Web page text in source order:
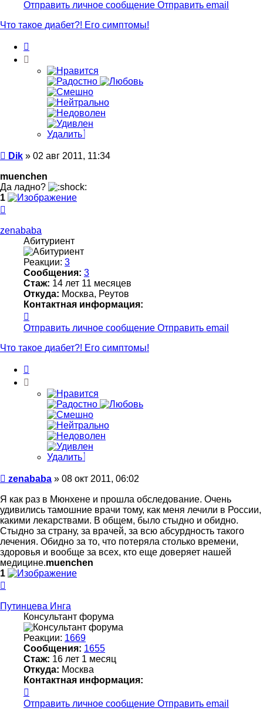
пользователя
Dik
Отправить личное сообщение Отправить email
Что такое диабет?! Его симптомы!
Удалить
Сообщение
Dik » 02 авг 2011, 11:34
muenchen
Да ладно?
1
началу
zenababa
Абитуриент
Реакции: 3
Сообщения: 3
Стаж: 14 лет 11 месяцев
Откуда: Москва, Реутов
Контактная информация:
информация
пользователя
zenababa
Отправить личное сообщение Отправить email
Что такое диабет?! Его симптомы!
Удалить
Сообщение
zenababa » 08 окт 2011, 06:02
Я как раз в Мюнхене и прошла обследование. Очень
удивились тамошние врачи тому, как меня лечили в России,
какими лекарствами. В общем, было стыдно и обидно.
Стыдно за страну, за врачей, за всю абсурдность такого
лечения. Обидно за то, что потеряла столько времени,
здоровья и вообще за всех, кто еще доверяет нашей
медицине.muenchen
1
началу
Путинцева Инга
Консультант форума
Реакции: 1669
Сообщения: 1655
Стаж: 16 лет 1 месяц
Откуда: Москва
Контактная информация:
информация
пользователя
Отправить личное сообщение Отправить email